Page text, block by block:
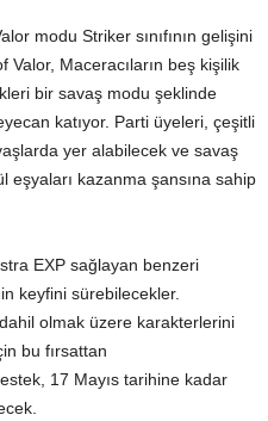
modu Striker sınıfının gelişini
Maceracıların beş kişilik
bir savaş modu şeklinde
katıyor. Parti üyeleri, çeşitli
yer alabilecek ve savaş
eşyaları kazanma şansına sahip
EXP sağlayan benzeri
keyfini sürebilecekler.
dahil olmak üzere karakterlerini
bu fırsattan
17 Mayıs tarihine kadar